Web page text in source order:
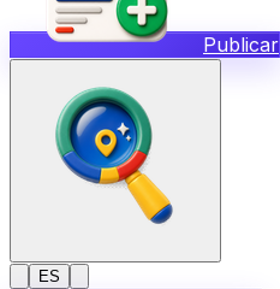
Publicar
ES